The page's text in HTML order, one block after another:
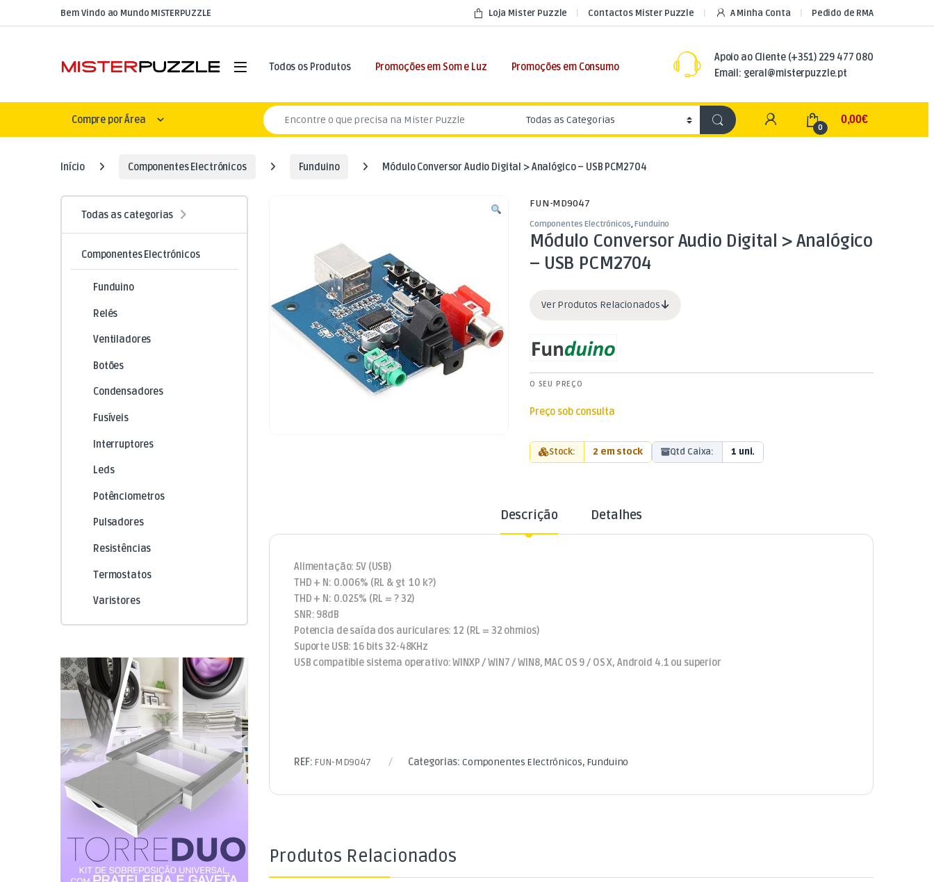
Skip to navigation
Skip to contentBem Vindo ao Mundo MISTERPUZZLE Loja Mister Puzzle Contactos Mister Puzzle A Minha Conta Pedido de RMA
Open Todos os Produtos Promoções em Som e Luz Promoções em Consumo
Apoio ao Cliente(+351) 229 477 080
Email: geral@misterpuzzle.pt
Compre por Área
Search for:
My Account
0
0,00€
Início Componentes Electrónicos Funduino Módulo Conversor Audio Digital > Analógico – USB PCM2704
FUN-MD9047
Componentes Electrónicos,Funduino
Módulo Conversor Audio Digital > Analógico
– USB PCM2704
Ver Produtos Relacionados
O SEU PREÇO
Preço sob consulta
Stock: 2 em stock Qtd Caixa: 1 uni.
Descrição Detalhes
Alimentação: 5V (USB)
THD + N: 0.006% (RL & gt 10 k?)
THD + N: 0.025% (RL = ? 32)
SNR: 98dB
Potencia de saída dos auriculares: 12 (RL = 32 ohmios)
Suporte USB: 16 bits 32-48KHz
USB compatible sistema operativo: WINXP / WIN7 / WIN8, MAC OS 9 / OS X, Android 4.1 ou superior
REF: FUN-MD9047 Categorias: Componentes Electrónicos, Funduino
Produtos Relacionados
Todas as categorias
Componentes Electrónicos
Funduino
Relés
Ventiladores
Botões
Condensadores
Fusíveis
Interruptores
Leds
Potênciometros
Pulsadores
Resistências
Termostatos
Varistores